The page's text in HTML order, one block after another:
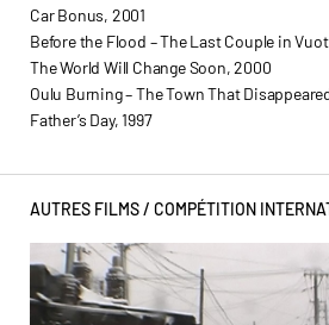
Car Bonus, 2001
Before the Flood – The Last Couple in
The World Will Change Soon, 2000
Oulu Burning – The Town That
Father’s Day, 1997
AUTRES FILMS / COMPÉTITION